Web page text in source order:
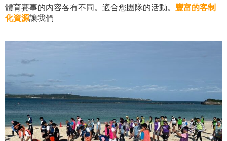
體育賽事的內容各有不同。適合您團隊的活動。 豐富的客制
化資源讓我們